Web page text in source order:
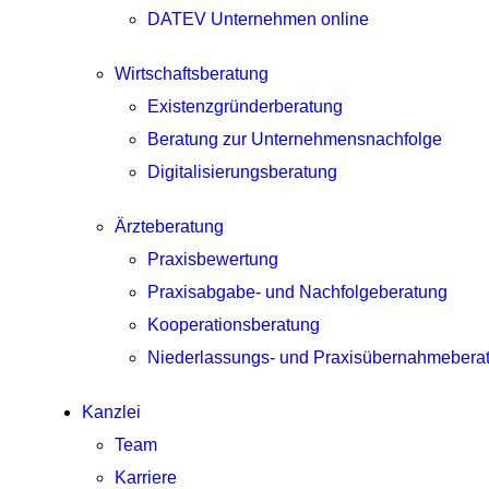
DATEV Unternehmen online
Wirtschaftsberatung
Existenzgründerberatung
Beratung zur Unternehmensnachfolge
Digitalisierungsberatung
Ärzteberatung
Praxisbewertung
Praxisabgabe- und Nachfolgeberatung
Kooperationsberatung
Niederlassungs- und
Kanzlei
Team
Karriere